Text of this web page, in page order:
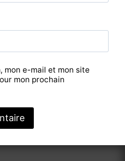
mon e-mail et mon site
mon prochain